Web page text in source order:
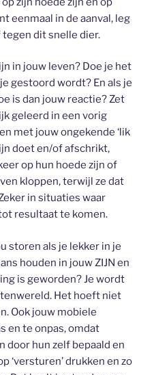
eenmaal in de aanval, leg
dit snelle dier.
in jouw leven? Doe je het
gestoord wordt? En als je
is dan jouw reactie? Zet
geleerd in een vorig
met jouw ongekende ‘lik
doet en/of afschrikt,
op hun hoede zijn of
kloppen, terwijl ze dat
in situaties waar
resultaat te komen.
storen als je lekker in je
houden in jouw ZIJN en
is geworden? Je wordt
Het hoeft niet
Ook jouw mobiele
en te onpas, omdat
door hun zelf bepaald en
‘versturen’ drukken en zo